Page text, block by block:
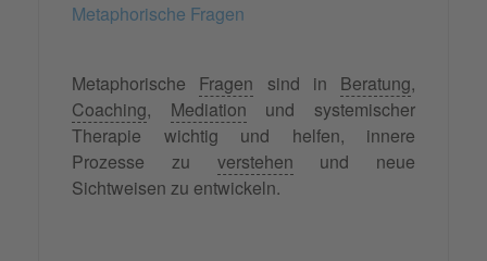
Metaphorische Fragen
Metaphorische Fragen sind in Beratung,
Coaching, Mediation und systemischer
Therapie wichtig und helfen, innere
Prozesse zu verstehen und neue
Sichtweisen zu entwickeln.